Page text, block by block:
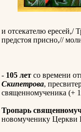
и отсекателю ересей,/
предстоя присно,//
- 105 лет со времени
Скипетрова,
священномученика (+
Тропарь
новомученику Церкви